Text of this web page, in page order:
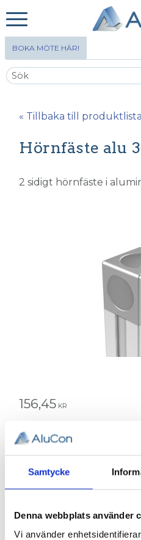
Samtycke
Denna webbplats använder
Vi använder
BOKA MÖTE HÄR!
« Tillbaka till
Hörnfäste alu
2 sidigt hörnfäste i
156,45 KR
Antal
Lagerstatus